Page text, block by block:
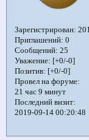
Зарегистрирован:
Приглашений: 0
Сообщений: 25
Уважение: [+0/-0]
Позитив: [+0/-0]
Провел на форуме:
21 час 9 минут
Последний визит:
2019-09-14 00:20:48